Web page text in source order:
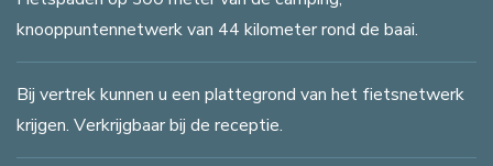
knooppuntennetwerk van 44 kilometer rond de baai.
Bij vertrek kunnen u een plattegrond van het fietsnetwerk
krijgen. Verkrijgbaar bij de receptie.